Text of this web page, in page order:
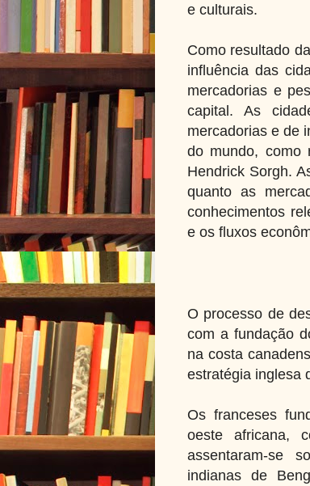
e culturais.
Como resultado
influência das
mercadorias e
capital. As
mercadorias e de
do mundo, como
Hendrick Sorgh.
quanto as
conhecimentos
e os fluxos
O processo de
com a fundação
na costa
estratégia inglesa
Os franceses
oeste africana,
assentaram-se
indianas de